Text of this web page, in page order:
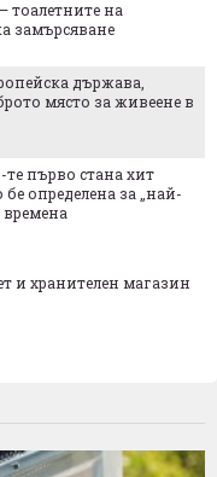
тоалетните на
замърсяване
държава,
място за живеене в
те първо стана хит
определена за „най-
и хранителен магазин